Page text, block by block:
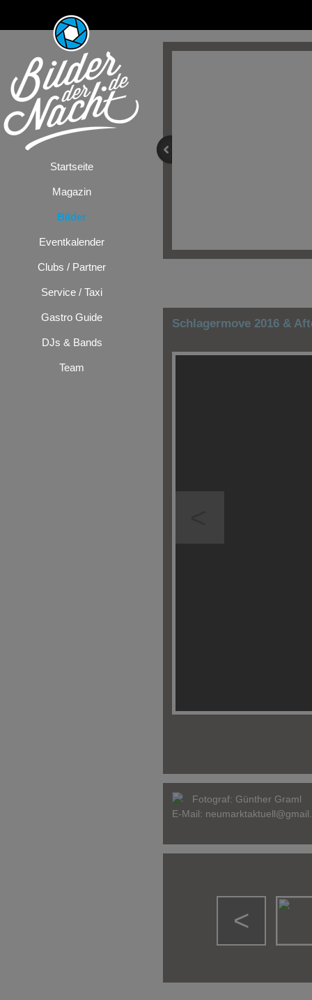
Startseite
Magazin
Bilder
Eventkalender
Clubs / Partner
Service / Taxi
Gastro Guide
DJs & Bands
Team
Schlagermove 2016 &
Fotograf: Günther Graml
E-Mail:
<